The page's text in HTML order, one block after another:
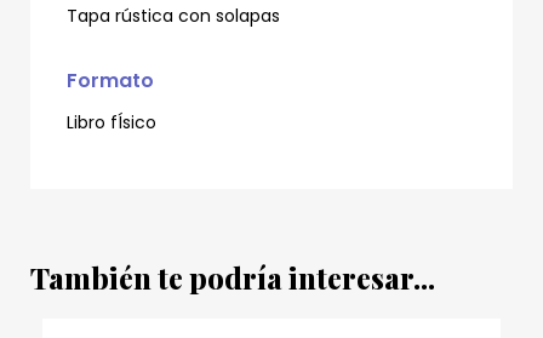
Tapa rústica con solapas
Formato
Libro fÍsico
También te podría interesar...